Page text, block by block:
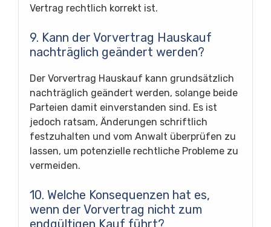
Vertrag rechtlich korrekt ist.
9. Kann der Vorvertrag Hauskauf
nachträglich geändert werden?
Der Vorvertrag Hauskauf kann grundsätzlich
nachträglich geändert werden, solange beide
Parteien damit einverstanden sind. Es ist
jedoch ratsam, Änderungen schriftlich
festzuhalten und vom Anwalt überprüfen zu
lassen, um potenzielle rechtliche Probleme zu
vermeiden.
10. Welche Konsequenzen hat es,
wenn der Vorvertrag nicht zum
endgültigen Kauf führt?